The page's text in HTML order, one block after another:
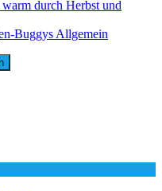
warm durch Herbst und
Buggys Allgemein